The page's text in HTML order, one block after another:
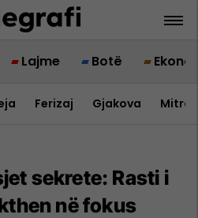
Lajme Botë
Ferizaj Gjakova
sekrete: Rasti i
në fokus